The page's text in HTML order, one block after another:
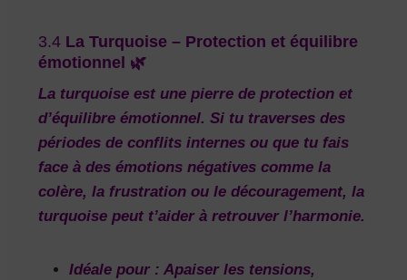
3.4 La Turquoise – Protection et équilibre
émotionnel 🌿
La turquoise est une pierre de protection et
d’équilibre émotionnel. Si tu traverses des
périodes de conflits internes ou que tu fais
face à des émotions négatives comme la
colère, la frustration ou le découragement, la
turquoise peut t’aider à retrouver l’harmonie.
Idéale pour : Apaiser les tensions,